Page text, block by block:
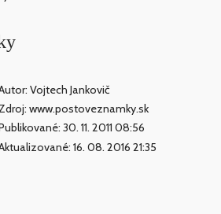
Vojtech Jankovič
www.postoveznamky.sk
30. 11. 2011 08:56
16. 08. 2016 21:35